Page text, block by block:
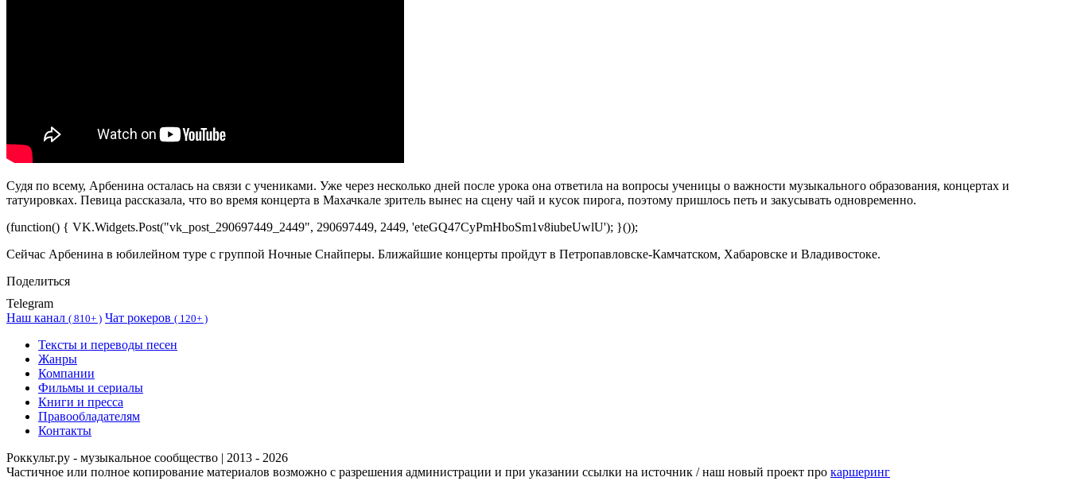
Судя по всему, Арбенина осталась на связи с учениками. Уже через несколько дней после урока она ответила на вопросы ученицы о важности музыкального образования, концертах и
татуировках. Певица рассказала, что во время концерта в Махачкале зритель вынес на сцену чай и кусок пирога, поэтому пришлось петь и закусывать одновременно.
(function() { VK.Widgets.Post("vk_post_290697449_2449", 290697449, 2449, 'eteGQ47CyPmHboSm1v8iubeUwlU'); }());
Сейчас Арбенина в юбилейном туре с группой Ночные Снайперы. Ближайшие концерты пройдут в Петропавловске-Камчатском, Хабаровске и Владивостоке.
Поделиться
Telegram
Наш канал ( 810+ ) Чат рокеров ( 120+ )
Тексты и переводы песен
Жанры
Компании
Фильмы и сериалы
Книги и пресса
Правообладателям
Контакты
Роккульт.ру - музыкальное сообщество | 2013 - 2026
Частичное или полное копирование материалов возможно с разрешения администрации и при указании ссылки на источник / наш новый проект про каршеринг